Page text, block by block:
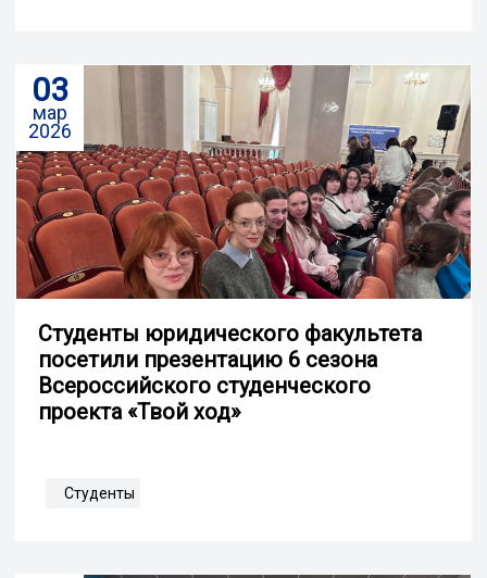
03
мар
2026
Студенты юридического факультета
посетили презентацию 6 сезона
Всероссийского студенческого
проекта «Твой ход»
Студенты